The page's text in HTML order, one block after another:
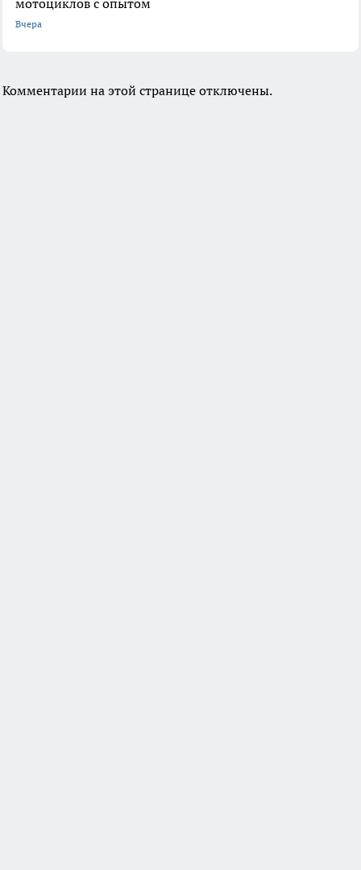
мотоциклов с опытом
Вчера
Комментарии на этой странице отключены.